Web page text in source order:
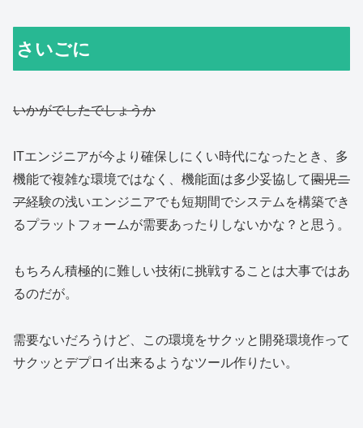
さいごに
いかがでしたでしょうか
ITエンジニアが今より確保しにくい時代になったとき、多
機能で複雑な環境ではなく、機能面は多少妥協して園児ニ
ア経験の浅いエンジニアでも短期間でシステムを構築でき
るプラットフォームが需要あったりしないかな？と思う。
もちろん積極的に難しい技術に挑戦することは大事ではあ
るのだが。
需要ないだろうけど、この環境をサクッと開発環境作って
サクッとデプロイ出来るようなツール作りたい。